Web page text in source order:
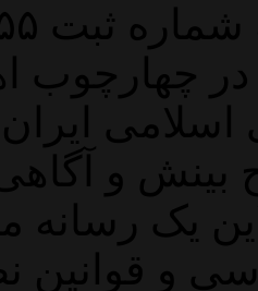
در
ایران
بینش و
یک
و قوانین